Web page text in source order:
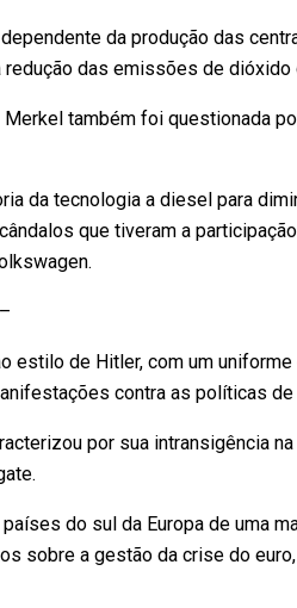
da produção das
das emissões de dióxido
também foi questionada
da tecnologia a diesel para
que tiveram a
estilo de Hitler, com um
contra as políticas
por sua intransigência
do sul da Europa de uma
sobre a gestão da crise do